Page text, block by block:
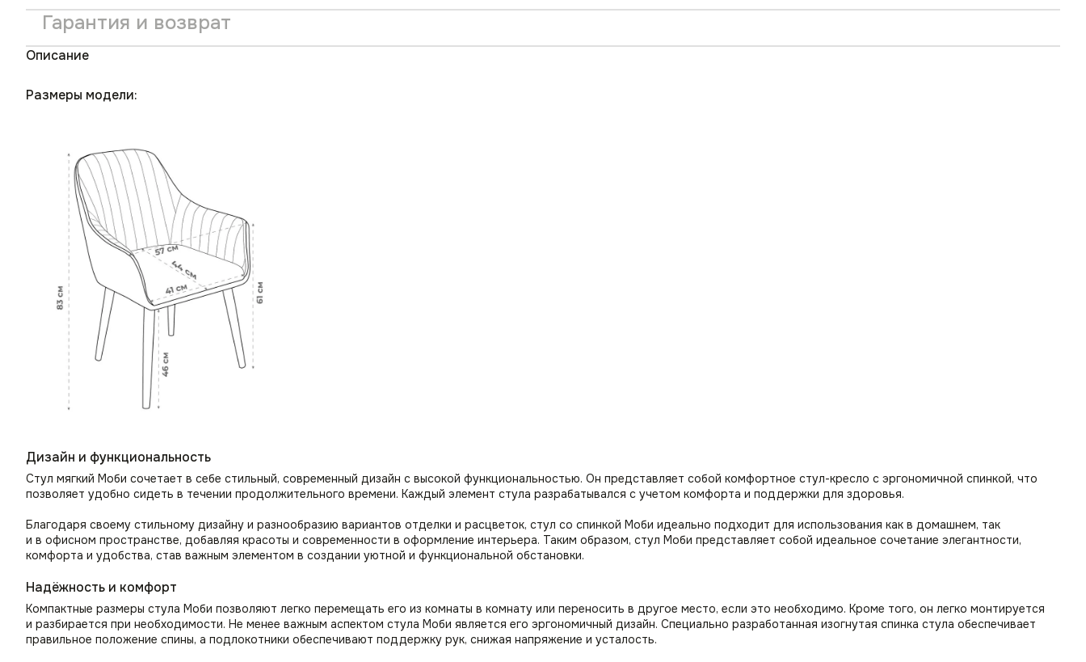
Гарантия и возврат
Описание
Размеры модели:
Дизайн и функциональность
Стул мягкий Моби сочетает в себе стильный, современный дизайн с высокой функциональностью. Он представляет собой комфортное стул-кресло с эргономичной спинкой, что
позволяет удобно сидеть в течении продолжительного времени. Каждый элемент стула разрабатывался с учетом комфорта и поддержки для здоровья.
Благодаря своему стильному дизайну и разнообразию вариантов отделки и расцветок, стул со спинкой Моби идеально подходит для использования как в домашнем, так
и в офисном пространстве, добавляя красоты и современности в оформление интерьера. Таким образом, стул Моби представляет собой идеальное сочетание элегантности,
комфорта и удобства, став важным элементом в создании уютной и функциональной обстановки.
Надёжность и комфорт
Компактные размеры стула Моби позволяют легко перемещать его из комнаты в комнату или переносить в другое место, если это необходимо. Кроме того, он легко монтируется
и разбирается при необходимости. Не менее важным аспектом стула Моби является его эргономичный дизайн. Специально разработанная изогнутая спинка стула обеспечивает
правильное положение спины, а подлокотники обеспечивают поддержку рук, снижая напряжение и усталость.